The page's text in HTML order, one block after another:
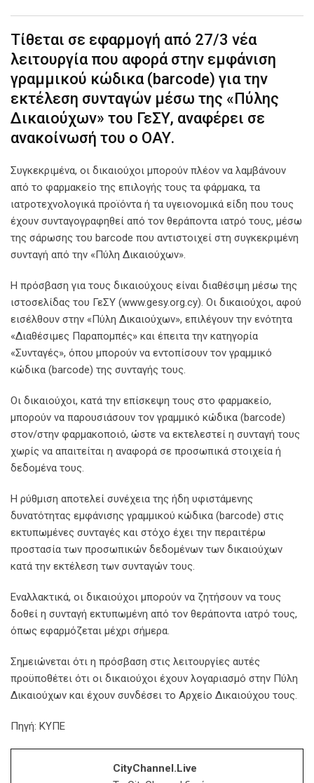
Τίθεται σε εφαρμογή από 27/3 νέα
λειτουργία που αφορά στην εμφάνιση
γραμμικού κώδικα (barcode) για την
εκτέλεση συνταγών μέσω της «Πύλης
Δικαιούχων» του ΓεΣΥ, αναφέρει σε
ανακοίνωσή του ο ΟΑΥ.
Συγκεκριμένα, οι δικαιούχοι μπορούν πλέον να λαμβάνουν
από το φαρμακείο της επιλογής τους τα φάρμακα, τα
ιατροτεχνολογικά προϊόντα ή τα υγειονομικά είδη που τους
έχουν συνταγογραφηθεί από τον θεράποντα ιατρό τους, μέσω
της σάρωσης του barcode που αντιστοιχεί στη συγκεκριμένη
συνταγή από την «Πύλη Δικαιούχων».
Η πρόσβαση για τους δικαιούχους είναι διαθέσιμη μέσω της
ιστοσελίδας του ΓεΣΥ (www.gesy.org.cy). Οι δικαιούχοι, αφού
εισέλθουν στην «Πύλη Δικαιούχων», επιλέγουν την ενότητα
«Διαθέσιμες Παραπομπές» και έπειτα την κατηγορία
«Συνταγές», όπου μπορούν να εντοπίσουν τον γραμμικό
κώδικα (barcode) της συνταγής τους.
Οι δικαιούχοι, κατά την επίσκεψη τους στο φαρμακείο,
μπορούν να παρουσιάσουν τον γραμμικό κώδικα (barcode)
στον/στην φαρμακοποιό, ώστε να εκτελεστεί η συνταγή τους
χωρίς να απαιτείται η αναφορά σε προσωπικά στοιχεία ή
δεδομένα τους.
Η ρύθμιση αποτελεί συνέχεια της ήδη υφιστάμενης
δυνατότητας εμφάνισης γραμμικού κώδικα (barcode) στις
εκτυπωμένες συνταγές και στόχο έχει την περαιτέρω
προστασία των προσωπικών δεδομένων των δικαιούχων
κατά την εκτέλεση των συνταγών τους.
Εναλλακτικά, οι δικαιούχοι μπορούν να ζητήσουν να τους
δοθεί η συνταγή εκτυπωμένη από τον θεράποντα ιατρό τους,
όπως εφαρμόζεται μέχρι σήμερα.
Σημειώνεται ότι η πρόσβαση στις λειτουργίες αυτές
προϋποθέτει ότι οι δικαιούχοι έχουν λογαριασμό στην Πύλη
Δικαιούχων και έχουν συνδέσει το Αρχείο Δικαιούχου τους.
Πηγή: ΚΥΠΕ
CityChannel.live